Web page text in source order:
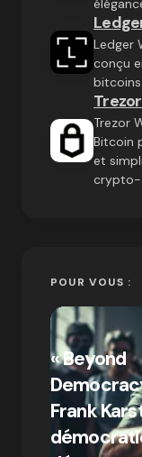
Ledger
conçu
Trezor
Bitcoin
et
crypto-
POUR VOUS :
« Beyond
Frank